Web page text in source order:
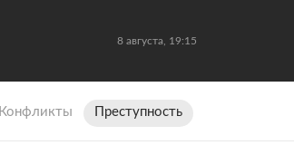
8 августа, 19:15
Конфликты Преступность